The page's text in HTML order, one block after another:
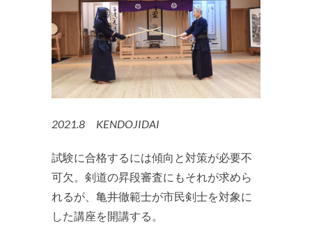
2021.8 KENDOJIDAI
試験に合格するには傾向と対策が必要不
可欠。剣道の昇段審査にもそれが求めら
れるが、亀井徹範士が市民剣士を対象に
した講座を開講する。